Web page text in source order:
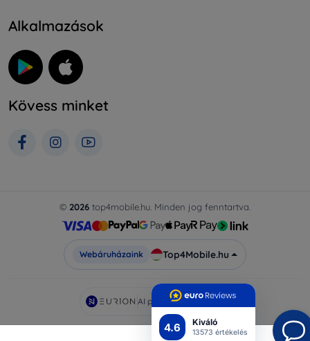
4.6 Kiváló
13573 értékelés
Alkalmazások
Kövess minket
© 2026 top4mobile.hu. Minden jog fenntartva.
Webáruházaink Top4Mobile.hu
AI powered byEurion